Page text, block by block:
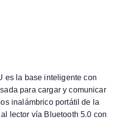
es la base inteligente con
para cargar y comunicar
inalámbrico portátil de la
lector vía Bluetooth 5.0 con